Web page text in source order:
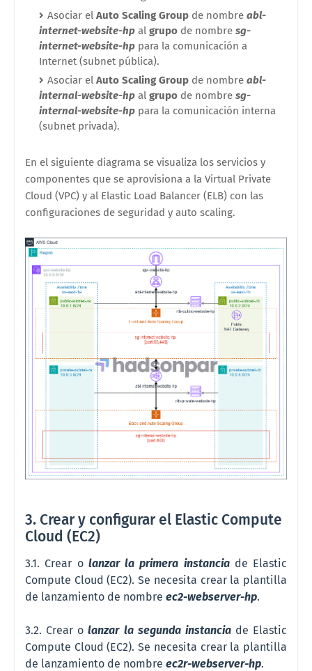
Asociar el Auto Scaling Group de nombre abl-
internet-website-hp al grupo de nombre sg-
internet-website-hp para la comunicación a
Internet (subnet pública).
Asociar el Auto Scaling Group de nombre abl-
internal-website-hp al grupo de nombre sg-
internal-website-hp para la comunicación interna
(subnet privada).
En el siguiente diagrama se visualiza los servicios y
componentes que se aprovisiona a la Virtual Private
Cloud (VPC) y al Elastic Load Balancer (ELB) con las
configuraciones de seguridad y auto scaling.
3. Crear y configurar el Elastic Compute
Cloud (EC2)
3.1. Crear o lanzar la primera instanciade Elastic
Compute Cloud (EC2). Se necesita crear la plantilla
de lanzamiento de nombre ec2-webserver-hp.
3.2. Crear olanzar la segunda instanciade Elastic
Compute Cloud (EC2). Se necesita crear la plantilla
de lanzamiento de nombre ec2r-webserver-hp.